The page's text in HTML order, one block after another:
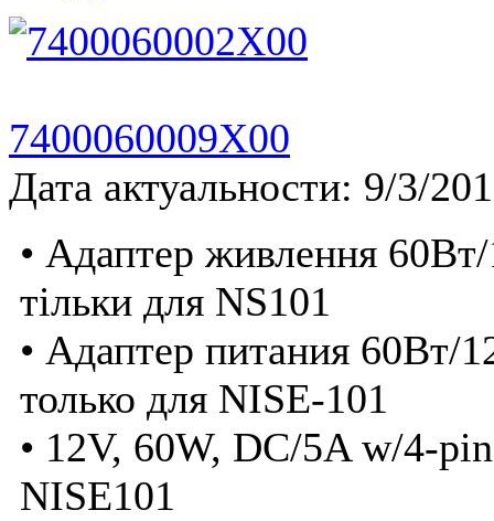
7400060009X00
Дата актуальности: 9/3/
• Адаптер живлення
тільки для NS101
• Адаптер питания 60Вт/
только для NISE-101
• 12V, 60W, DC/5A w/4-
NISE101